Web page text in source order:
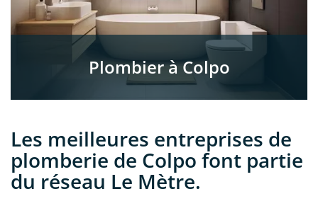
Plombier à Colpo
Les meilleures entreprises de
plomberie de Colpo font partie
du réseau Le Mètre.